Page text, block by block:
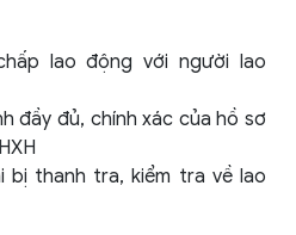
lao động với người lao
đầy đủ, chính xác của hồ sơ
bị thanh tra, kiểm tra về lao